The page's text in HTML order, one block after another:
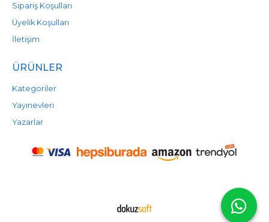
Sipariş Koşulları
Üyelik Koşulları
İletişim
ÜRÜNLER
Kategoriler
Yayınevleri
Yazarlar